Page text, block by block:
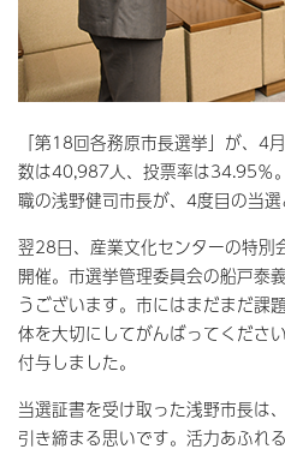
「第18回各務原市長選挙」が、4
数は40,987人、投票率は34.95％
職の浅野健司市長が、4度目の当選
翌28日、産業文化センターの特別
開催。市選挙管理委員会の船戸泰
うございます。市にはまだまだ課
体を大切にしてがんばってくださ
付与しました。
当選証書を受け取った浅野市長は
引き締まる思いです。活力あふれ